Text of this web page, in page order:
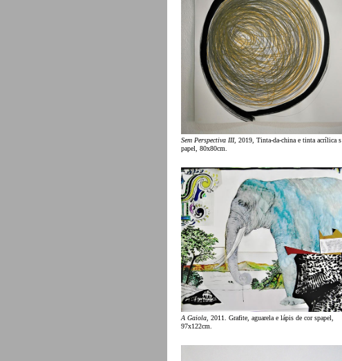
Sem Perspectiva III, 2019, Tinta-da-china e tinta acrílica s
papel, 80x80cm.
A Gaiola , 2011. Grafite, aguarela e lápis de cor spapel,
97x122cm.